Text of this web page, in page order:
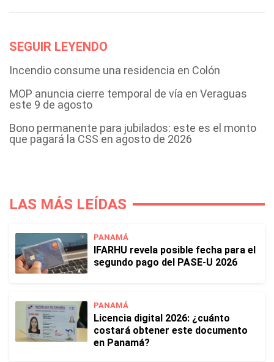
SEGUIR LEYENDO
Incendio consume una residencia en Colón
MOP anuncia cierre temporal de vía en Veraguas
este 9 de agosto
Bono permanente para jubilados: este es el monto
que pagará la CSS en agosto de 2026
LAS MÁS LEÍDAS
PANAMÁ
IFARHU revela posible fecha para el
segundo pago del PASE-U 2026
PANAMÁ
Licencia digital 2026: ¿cuánto
costará obtener este documento
en Panamá?